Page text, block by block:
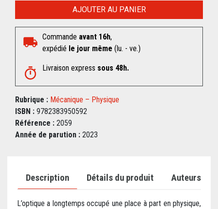
AJOUTER AU PANIER
Commande avant 16h,
expédié le jour même (lu. - ve.)
Livraison express sous 48h.
Rubrique : Mécanique – Physique
ISBN : 9782383950592
Référence : 2059
Année de parution : 2023
Description Détails du produit Auteurs
L’optique a longtemps occupé une place à part en physique,